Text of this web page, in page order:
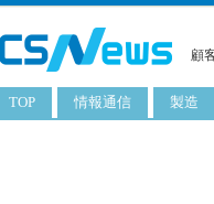
顧
TOP 情報通信 製造